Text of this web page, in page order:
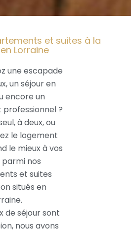
et suites à la
Lorraine
une escapade
un séjour en
encore un
?
à deux, ou
le logement
le mieux à vos
parmi nos
et suites
situés en
de séjour sont
nous avons